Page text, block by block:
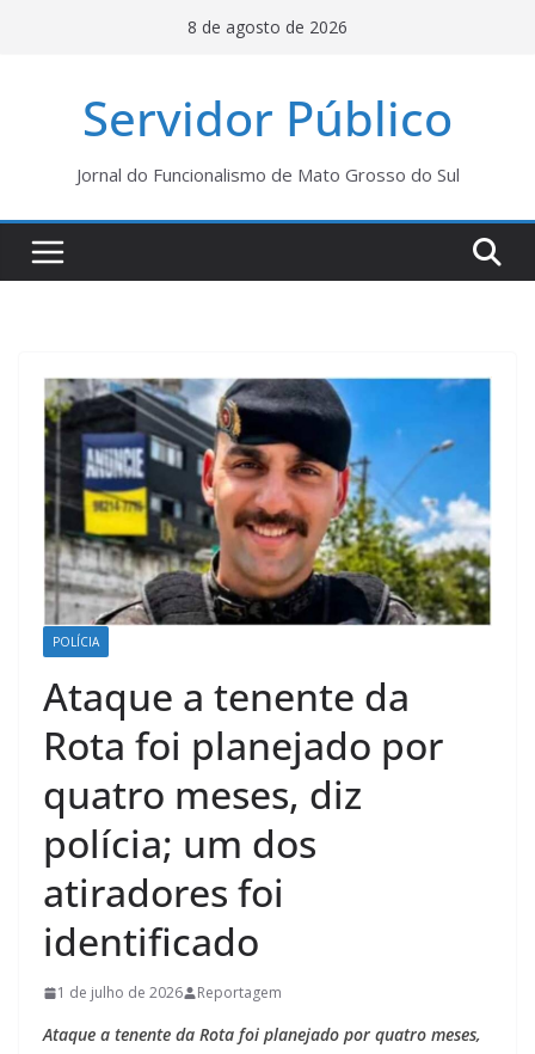
8 de agosto de 2026
Servidor Público
Jornal do Funcionalismo de Mato Grosso do Sul
POLÍCIA
Ataque a tenente da
Rota foi planejado por
quatro meses, diz
polícia; um dos
atiradores foi
identificado
1 de julho de 2026 Reportagem
Ataque a tenente da Rota foi planejado por quatro meses,